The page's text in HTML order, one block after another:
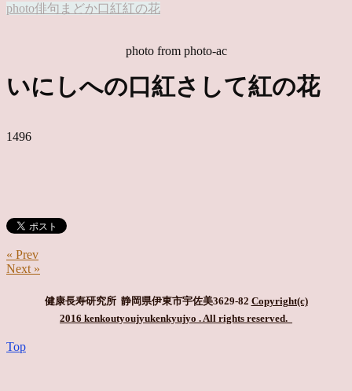
photo俳句 まどか口紅紅の花
photo from photo-ac
いにしへの口紅さして紅の花
1496
« Prev
Next »
健康長寿研究所 静岡県伊東市宇佐美3629-82 Copyright(c)
2016 kenkoutyoujyukenkyujyo . All rights reserved.
Top